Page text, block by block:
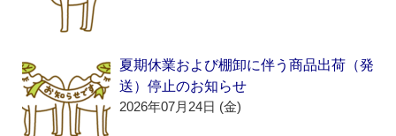
夏期休業および棚卸に伴う商品出荷（発
送）停止のお知らせ
2026年07月24日 (金)